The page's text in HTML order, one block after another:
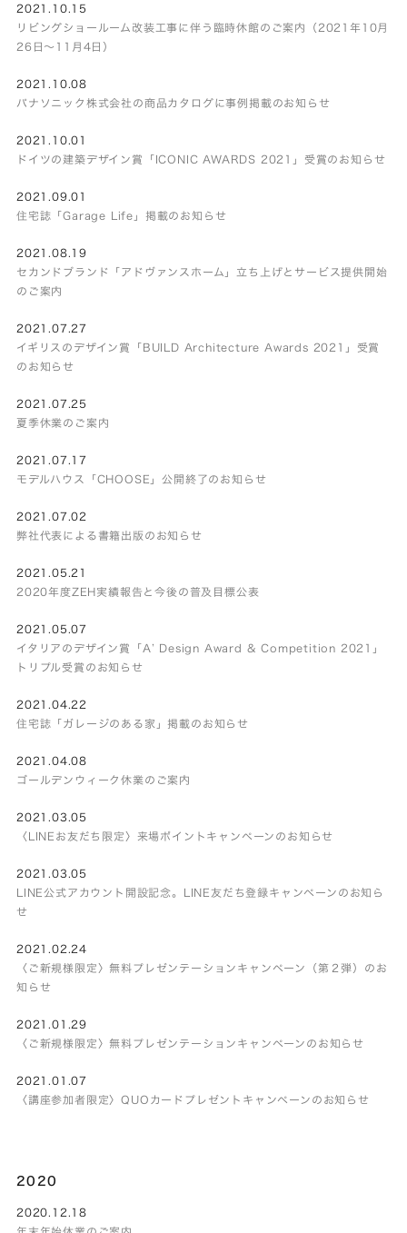
2021.10.15
リビングショールーム改装工事に伴う臨時休館のご案内（2021年10月
26日～11月4日）
2021.10.08
パナソニック株式会社の商品カタログに事例掲載のお知らせ
2021.10.01
ドイツの建築デザイン賞「ICONIC AWARDS 2021」受賞のお知らせ
2021.09.01
住宅誌「Garage Life」掲載のお知らせ
2021.08.19
セカンドブランド「アドヴァンスホーム」立ち上げとサービス提供開始
のご案内
2021.07.27
イギリスのデザイン賞「BUILD Architecture Awards 2021」受賞
のお知らせ
2021.07.25
夏季休業のご案内
2021.07.17
モデルハウス「CHOOSE」公開終了のお知らせ
2021.07.02
弊社代表による書籍出版のお知らせ
2021.05.21
2020年度ZEH実績報告と今後の普及目標公表
2021.05.07
イタリアのデザイン賞「A’ Design Award & Competition 2021」
トリプル受賞のお知らせ
2021.04.22
住宅誌「ガレージのある家」掲載のお知らせ
2021.04.08
ゴールデンウィーク休業のご案内
2021.03.05
〈LINEお友だち限定〉来場ポイントキャンペーンのお知らせ
2021.03.05
LINE公式アカウント開設記念。LINE友だち登録キャンペーンのお知ら
せ
2021.02.24
〈ご新規様限定〉無料プレゼンテーションキャンペーン（第２弾）のお
知らせ
2021.01.29
〈ご新規様限定〉無料プレゼンテーションキャンペーンのお知らせ
2021.01.07
〈講座参加者限定〉QUOカードプレゼントキャンペーンのお知らせ
2020
2020.12.18